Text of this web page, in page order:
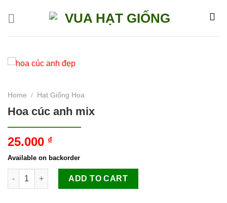
Home / Hạt Giống Hoa
Hoa cúc anh mix
25.000 ₫
Available on backorder
Hoa cúc anh mix quantity
ADD TO CART